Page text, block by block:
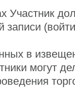
Участник
записи
в
могут